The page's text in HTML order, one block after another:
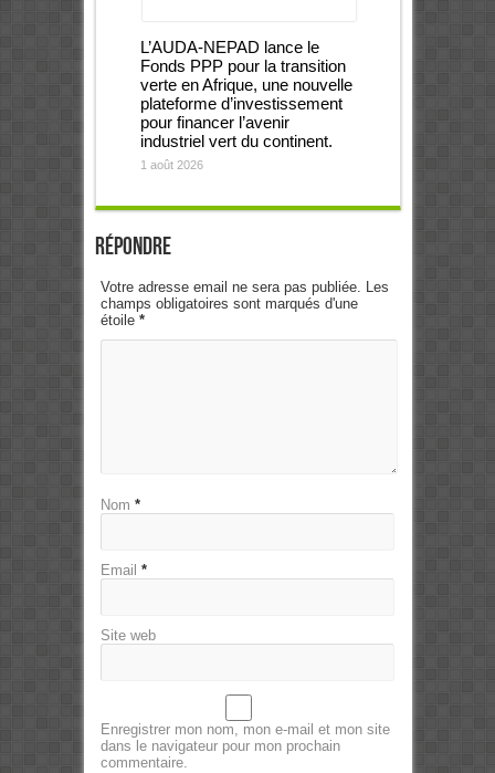
L’AUDA-NEPAD lance le
Fonds PPP pour la transition
verte en Afrique, une nouvelle
plateforme d’investissement
pour financer l’avenir
industriel vert du continent.
1 août 2026
Répondre
Votre adresse email ne sera pas publiée. Les
champs obligatoires sont marqués d'une
étoile *
Nom *
Email *
Site web
Enregistrer mon nom, mon e-mail et mon site
dans le navigateur pour mon prochain
commentaire.